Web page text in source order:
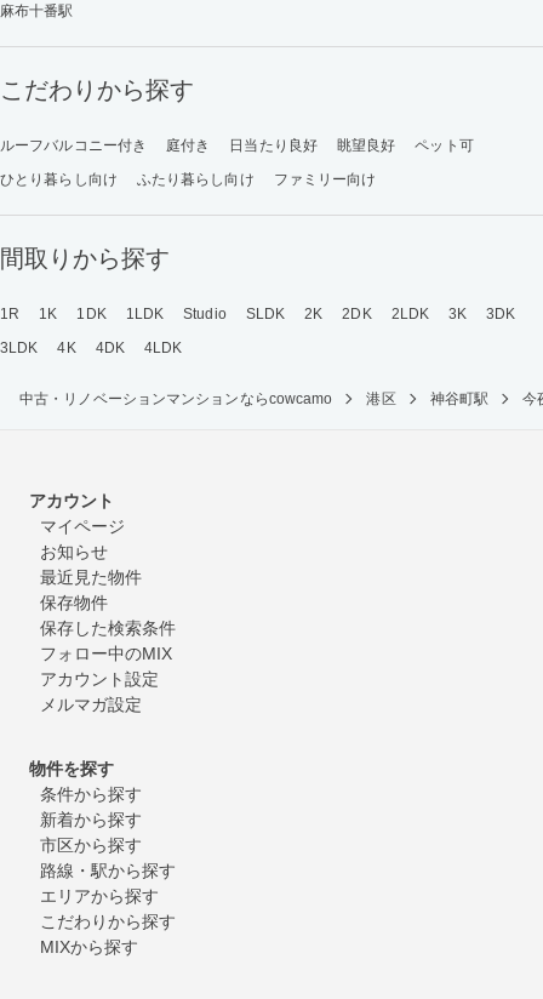
麻布十番駅
こだわりから探す
ルーフバルコニー付き 庭付き 日当たり良好 眺望良好
ペット可
ひとり暮らし向け
ふたり暮らし向け ファミリー向け
間取りから探す
1R 1K 1DK 1LDK Studio SLDK 2K 2DK 2LDK 3K
3DK
3LDK
4K 4DK 4LDK
中古・リノベーションマンションならcowcamo 港区 神谷町駅 今
アカウント
マイページ
お知らせ
最近見た物件
保存物件
保存した検索条件
フォロー中のMIX
アカウント設定
メルマガ設定
物件を探す
条件から探す
新着から探す
市区から探す
路線・駅から探す
エリアから探す
こだわりから探す
MIXから探す